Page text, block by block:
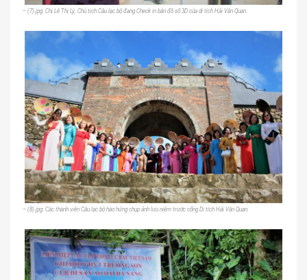
– (7).jpg: Chị Lê Thị Lý, Chủ tịch Câu lạc bộ đang Check in bản đồ số 3D của di tích Hải Vân Quan.
– (8).jpg: Các thành viên Câu lạc bộ hào hứng chụp ảnh lưu niệm trước cổng Di tích Hải Vân Quan.